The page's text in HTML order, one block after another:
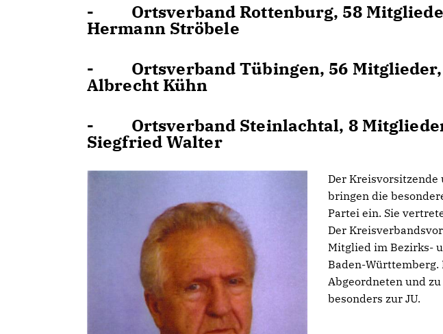
- Ortsverband Rottenburg, 58
Hermann Ströbele
- Ortsverband Tübingen, 56 Mitglieder,
Albrecht Kühn
- Ortsverband Steinlachtal, 8
Siegfried Walter
Der
bringen die
Partei ein. Sie
Der
Mitglied im Bezirks-
Baden-Württemberg.
Abgeordneten und
besonders zur JU.